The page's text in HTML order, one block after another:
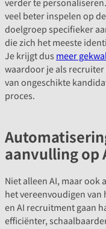
veel beter inspelen op
doelgroep specifieker
die zich het meeste
Je krijgt dus meer
waardoor je als
van ongeschikte
proces.
aanvulling op
Niet alleen AI, maar
het vereenvoudigen
en AI recruitment gaan
efficiënter,